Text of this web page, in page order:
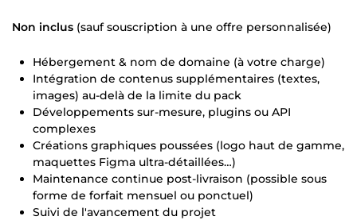
Non inclus (sauf souscription à une offre personnalisée)
Hébergement & nom de domaine (à votre charge)
Intégration de contenus supplémentaires (textes,
images) au-delà de la limite du pack
Développements sur-mesure, plugins ou API
complexes
Créations graphiques poussées (logo haut de gamme,
maquettes Figma ultra-détaillées…)
Maintenance continue post-livraison (possible sous
forme de forfait mensuel ou ponctuel)
Suivi de l'avancement du projet